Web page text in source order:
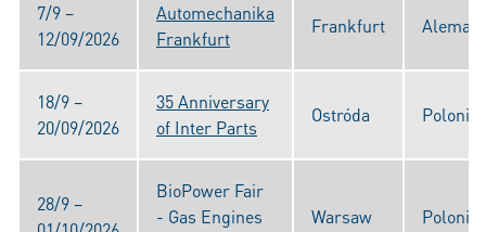
7/9 –
12/09/2026
Automechanika
Frankfurt
Frankfurt
18/9 –
20/09/2026
35 Anniversary
of Inter Parts
Ostróda Polonia
28/9 –
BioPower Fair
- Gas Engines
Warsaw Polonia